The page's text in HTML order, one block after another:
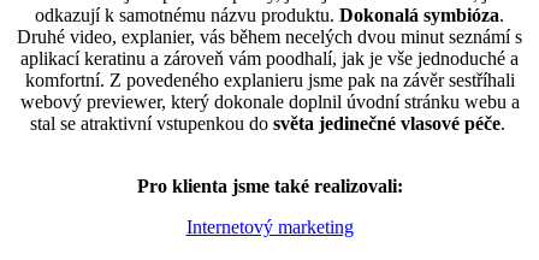
odkazují k samotnému názvu produktu. Dokonalá symbióza.
Druhé video, explanier, vás během necelých dvou minut seznámí s
aplikací keratinu a zároveň vám poodhalí, jak je vše jednoduché a
komfortní. Z povedeného explanieru jsme pak na závěr sestříhali
webový previewer, který dokonale doplnil úvodní stránku webu a
stal se atraktivní vstupenkou do světa jedinečné vlasové péče.
Pro klienta jsme také realizovali:
Internetový marketing